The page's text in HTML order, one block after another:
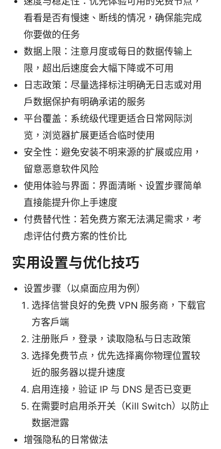
看看是否有慢速、断线的情况，确保能完成
你要做的任务
数据上限：注意月度或每日的数据传输上
限，超出后速度会大幅下降或不可用
日志政策：尽量选择标注明确无日志或对用
户数据保护有明确承诺的服务
平台覆盖：系统级代理更适合日常网际浏
览，浏览器扩展更适合临时使用
安全性：避免安装不明来源的扩展或应用，
留意恶意软件风险
使用体验与界面：界面清晰、设置步骤简单
直接能提升你上手速度
付费替代性：若免费方案无法满足需求，考
虑评估付费方案的性价比
实用设置与优化技巧
设置步骤（以桌面应用为例）
选择信誉良好的免费 VPN 服务商，下载官
方客户端
注册账户，登录，读取隐私与日志政策
选择免费节点，优先选择离你物理位置较
近的服务器以提升速度
启用连接，验证 IP 与 DNS 是否已变更
在需要时启用杀开关（Kill Switch）以防止
数据泄露
增强隐私的日常做法